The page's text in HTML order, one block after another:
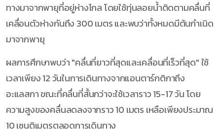
ทางมาจากพายุที่อยู่ห่างไกล โดยใช้ทุ่นลอยน้ำติดตามคลื่นที่
เคลื่อนตัวห่างกันถึง 300 เมตร และพบว่าทั้งหมดมีต้นกำเนิด
มาจากพายุ
ผลการศึกษาพบว่า "คลื่นที่ยาวที่สุดและเคลื่อนที่เร็วที่สุด" ใช้
เวลาเพียง 12 วันในการเดินทางจากแอนตาร์กติกาถึง
อะแลสกา ขณะที่คลื่นที่สั้นกว่าจะใช้เวลาราว 15-17 วัน โดย
ความสูงของคลื่นลดลงจากราว 10 เมตร เหลือเพียงประมาณ
10 เซนติเมตรตลอดการเดินทาง